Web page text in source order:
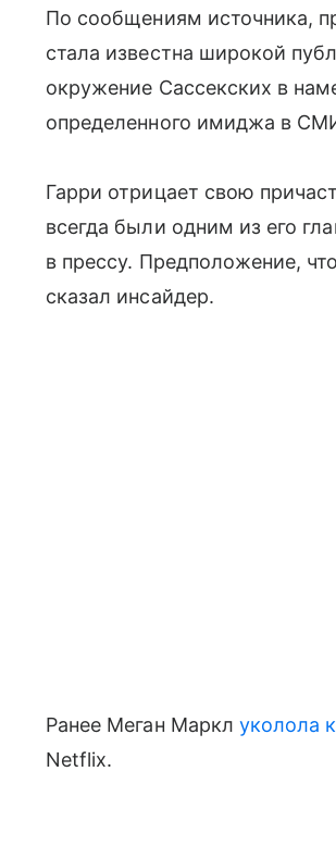
По сообщениям источника,
стала известна широкой
окружение Сассекских в
определенного имиджа в
Гарри отрицает свою
всегда были одним из его
в прессу. Предположение,
сказал инсайдер.
Ранее Меган Маркл уколола
Netflix.